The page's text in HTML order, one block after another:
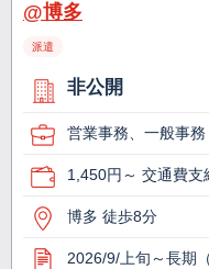
@博多
派遣
非公開
営業事務、一般事務
1,450円～ 交通費支
博多 徒歩8分
2026/9/上旬～長期